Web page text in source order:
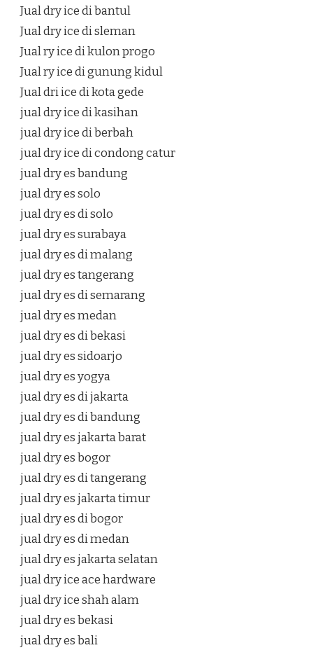
Jual dry ice di bantul
Jual dry ice di sleman
Jual ry ice di kulon progo
Jual ry ice di gunung kidul
Jual dri ice di kota gede
jual dry ice di kasihan
jual dry ice di berbah
jual dry ice di condong catur
jual dry es bandung
jual dry es solo
jual dry es di solo
jual dry es surabaya
jual dry es di malang
jual dry es tangerang
jual dry es di semarang
jual dry es medan
jual dry es di bekasi
jual dry es sidoarjo
jual dry es yogya
jual dry es di jakarta
jual dry es di bandung
jual dry es jakarta barat
jual dry es bogor
jual dry es di tangerang
jual dry es jakarta timur
jual dry es di bogor
jual dry es di medan
jual dry es jakarta selatan
jual dry ice ace hardware
jual dry ice shah alam
jual dry es bekasi
jual dry es bali